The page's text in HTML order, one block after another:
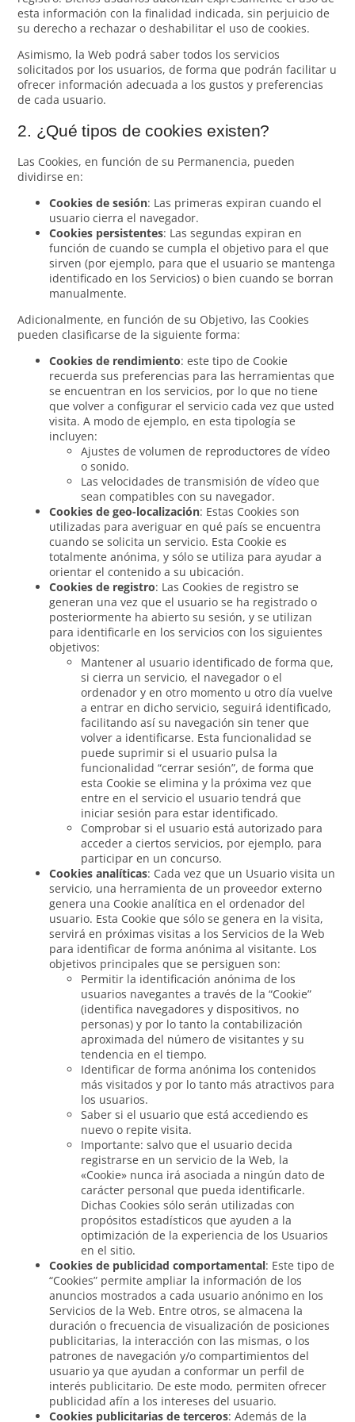
esta información con la finalidad indicada, sin perjuicio de
su derecho a rechazar o deshabilitar el uso de cookies.
Asimismo, la Web podrá saber todos los servicios
solicitados por los usuarios, de forma que podrán facilitar u
ofrecer información adecuada a los gustos y preferencias
de cada usuario.
2. ¿Qué tipos de cookies existen?
Las Cookies, en función de su Permanencia, pueden
dividirse en:
Cookies de sesión: Las primeras expiran cuando el
usuario cierra el navegador.
Cookies persistentes: Las segundas expiran en
función de cuando se cumpla el objetivo para el que
sirven (por ejemplo, para que el usuario se mantenga
identificado en los Servicios) o bien cuando se borran
manualmente.
Adicionalmente, en función de su Objetivo, las Cookies
pueden clasificarse de la siguiente forma:
Cookies de rendimiento: este tipo de Cookie
recuerda sus preferencias para las herramientas que
se encuentran en los servicios, por lo que no tiene
que volver a configurar el servicio cada vez que usted
visita. A modo de ejemplo, en esta tipología se
incluyen:
Ajustes de volumen de reproductores de vídeo
o sonido.
Las velocidades de transmisión de vídeo que
sean compatibles con su navegador.
Cookies de geo-localización: Estas Cookies son
utilizadas para averiguar en qué país se encuentra
cuando se solicita un servicio. Esta Cookie es
totalmente anónima, y sólo se utiliza para ayudar a
orientar el contenido a su ubicación.
Cookies de registro: Las Cookies de registro se
generan una vez que el usuario se ha registrado o
posteriormente ha abierto su sesión, y se utilizan
para identificarle en los servicios con los siguientes
objetivos:
Mantener al usuario identificado de forma que,
si cierra un servicio, el navegador o el
ordenador y en otro momento u otro día vuelve
a entrar en dicho servicio, seguirá identificado,
facilitando así su navegación sin tener que
volver a identificarse. Esta funcionalidad se
puede suprimir si el usuario pulsa la
funcionalidad “cerrar sesión”, de forma que
esta Cookie se elimina y la próxima vez que
entre en el servicio el usuario tendrá que
iniciar sesión para estar identificado.
Comprobar si el usuario está autorizado para
acceder a ciertos servicios, por ejemplo, para
participar en un concurso.
Cookies analíticas: Cada vez que un Usuario visita un
servicio, una herramienta de un proveedor externo
genera una Cookie analítica en el ordenador del
usuario. Esta Cookie que sólo se genera en la visita,
servirá en próximas visitas a los Servicios de la Web
para identificar de forma anónima al visitante. Los
objetivos principales que se persiguen son:
Permitir la identificación anónima de los
usuarios navegantes a través de la “Cookie”
(identifica navegadores y dispositivos, no
personas) y por lo tanto la contabilización
aproximada del número de visitantes y su
tendencia en el tiempo.
Identificar de forma anónima los contenidos
más visitados y por lo tanto más atractivos para
los usuarios.
Saber si el usuario que está accediendo es
nuevo o repite visita.
Importante: salvo que el usuario decida
registrarse en un servicio de la Web, la
«Cookie» nunca irá asociada a ningún dato de
carácter personal que pueda identificarle.
Dichas Cookies sólo serán utilizadas con
propósitos estadísticos que ayuden a la
optimización de la experiencia de los Usuarios
en el sitio.
Cookies de publicidad comportamental: Este tipo de
“Cookies” permite ampliar la información de los
anuncios mostrados a cada usuario anónimo en los
Servicios de la Web. Entre otros, se almacena la
duración o frecuencia de visualización de posiciones
publicitarias, la interacción con las mismas, o los
patrones de navegación y/o compartimientos del
usuario ya que ayudan a conformar un perfil de
interés publicitario. De este modo, permiten ofrecer
publicidad afín a los intereses del usuario.
Cookies publicitarias de terceros: Además de la